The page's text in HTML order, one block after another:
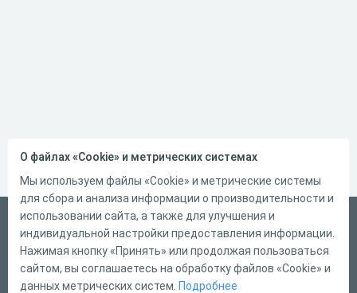
Русский
Справка
Форма обратной связи
О файлах «Cookie» и метрических системах
Мы используем файлы «Cookie» и метрические системы
для сбора и анализа информации о производительности и
использовании сайта, а также для улучшения и
индивидуальной настройки предоставления информации.
Нажимая кнопку «Принять» или продолжая пользоваться
сайтом, вы соглашаетесь на обработку файлов «Cookie» и
данных метрических систем. Подробнее